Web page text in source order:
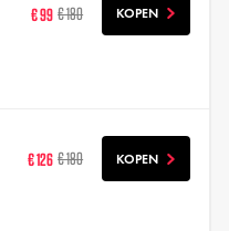
€ 99 € 180 KOPEN
€ 126 € 180 KOPEN